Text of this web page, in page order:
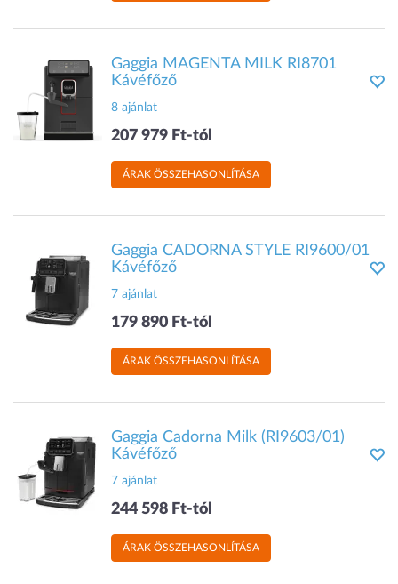
Gaggia MAGENTA MILK RI8701
Kávéfőző
8 ajánlat
207 979 Ft-tól
ÁRAK ÖSSZEHASONLÍTÁSA
Gaggia CADORNA STYLE RI9600/01
Kávéfőző
7 ajánlat
179 890 Ft-tól
ÁRAK ÖSSZEHASONLÍTÁSA
Gaggia Cadorna Milk (RI9603/01)
Kávéfőző
7 ajánlat
244 598 Ft-tól
ÁRAK ÖSSZEHASONLÍTÁSA